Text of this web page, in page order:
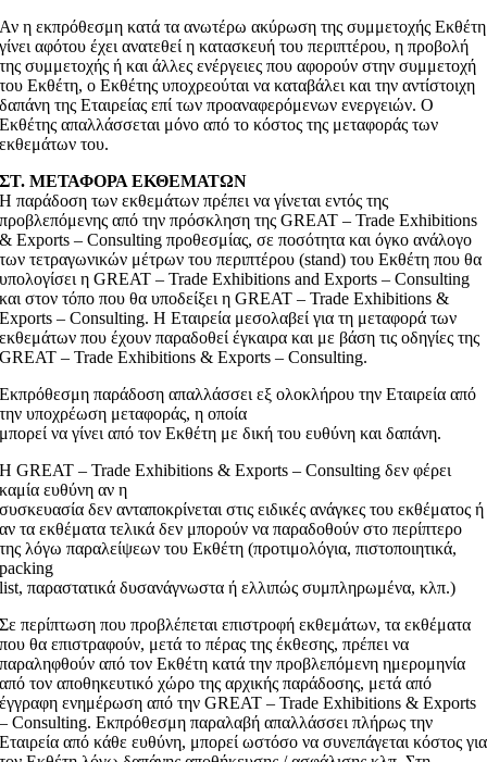
Αν η εκπρόθεσμη κατά τα ανωτέρω ακύρωση της συμμετοχής Εκθέτη
γίνει αφότου έχει ανατεθεί η κατασκευή του περιπτέρου, η προβολή
της συμμετοχής ή και άλλες ενέργειες που αφορούν στην συμμετοχή
του Εκθέτη, ο Εκθέτης υποχρεούται να καταβάλει και την αντίστοιχη
δαπάνη της Εταιρείας επί των προαναφερόμενων ενεργειών. Ο
Εκθέτης απαλλάσσεται μόνο από το κόστος της μεταφοράς των
εκθεμάτων του.
ΣΤ. ΜΕΤΑΦΟΡΑ ΕΚΘΕΜΑΤΩΝ
Η παράδοση των εκθεμάτων πρέπει να γίνεται εντός της
προβλεπόμενης από την πρόσκληση της GREAT – Trade Exhibitions
& Exports – Consulting προθεσμίας, σε ποσότητα και όγκο ανάλογο
των τετραγωνικών μέτρων του περιπτέρου (stand) του Εκθέτη που θα
υπολογίσει η GREAT – Trade Exhibitions and Exports – Consulting
και στον τόπο που θα υποδείξει η GREAT – Trade Exhibitions &
Exports – Consulting. Η Εταιρεία μεσολαβεί για τη μεταφορά των
εκθεμάτων που έχουν παραδοθεί έγκαιρα και με βάση τις οδηγίες της
GREAT – Trade Exhibitions & Exports – Consulting.
Εκπρόθεσμη παράδοση απαλλάσσει εξ ολοκλήρου την Εταιρεία από
την υποχρέωση μεταφοράς, η οποία
μπορεί να γίνει από τον Εκθέτη με δική του ευθύνη και δαπάνη.
Η GREAT – Trade Exhibitions & Exports – Consulting δεν φέρει
καμία ευθύνη αν η
συσκευασία δεν ανταποκρίνεται στις ειδικές ανάγκες του εκθέματος ή
αν τα εκθέματα τελικά δεν μπορούν να παραδοθούν στο περίπτερο
της λόγω παραλείψεων του Εκθέτη (προτιμολόγια, πιστοποιητικά,
packing
list, παραστατικά δυσανάγνωστα ή ελλιπώς συμπληρωμένα, κλπ.)
Σε περίπτωση που προβλέπεται επιστροφή εκθεμάτων, τα εκθέματα
που θα επιστραφούν, μετά το πέρας της έκθεσης, πρέπει να
παραληφθούν από τον Εκθέτη κατά την προβλεπόμενη ημερομηνία
από τον αποθηκευτικό χώρο της αρχικής παράδοσης, μετά από
έγγραφη ενημέρωση από την GREAT – Trade Exhibitions & Exports
– Consulting. Εκπρόθεσμη παραλαβή απαλλάσσει πλήρως την
Εταιρεία από κάθε ευθύνη, μπορεί ωστόσο να συνεπάγεται κόστος για